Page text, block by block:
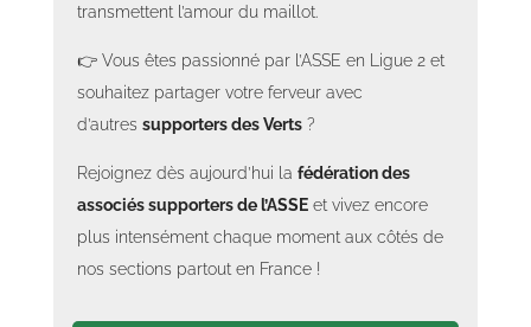
transmettent l’amour du maillot.
👉 Vous êtes passionné par l’ASSE en Ligue 2 et
souhaitez partager votre ferveur avec
d’autres supporters des Verts ?
Rejoignez dès aujourd’hui la fédération des
associés supporters de l’ASSE et vivez encore
plus intensément chaque moment aux côtés de
nos sections partout en France !